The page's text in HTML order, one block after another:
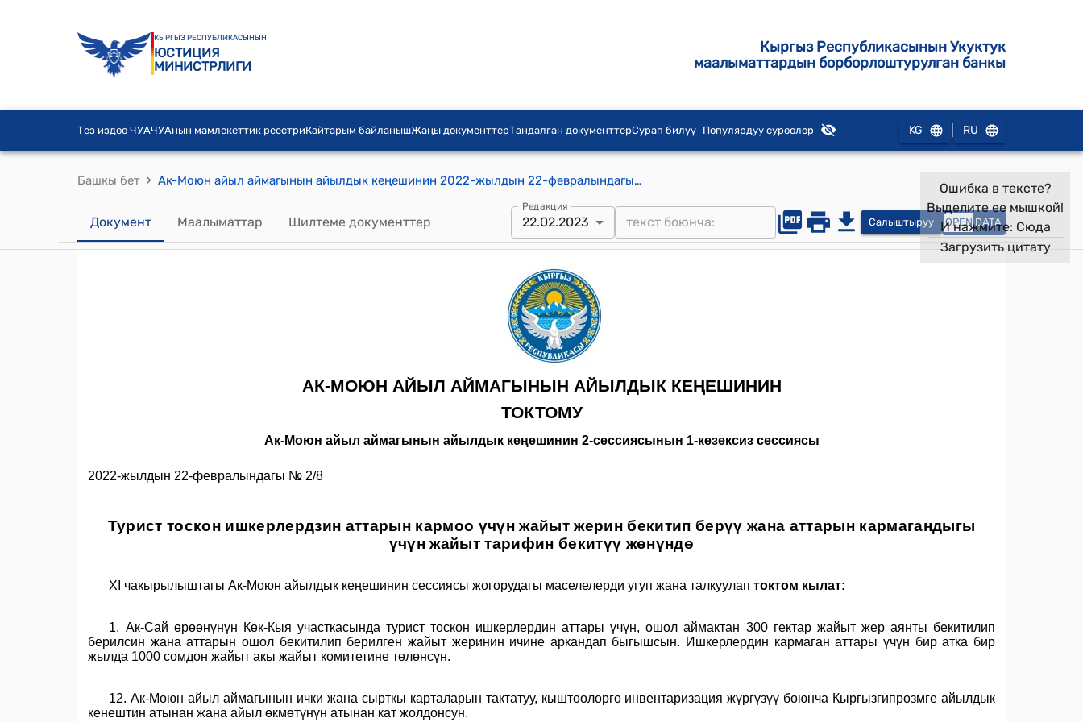
КЫРГЫЗ РЕСПУБЛИКАСЫНЫН
ЮСТИЦИЯ
МИНИСТРЛИГИ
Кыргыз Республикасынын Укуктук
маалыматтардын борборлоштурулган банкы
Тез издөө ЧУАЧУАнын мамлекеттик реестриКайтарым байланышЖаңы документтерТандалган документтерСурап билүү Популярдуу суроолор KG RU
Башкы бет › Ак-Моюн айыл аймагынын айылдык кеңешинин 2022-жылдын 22-февралындагы № 2/8 "Турист тоскон ишкерлердзин аттарын кармоо үчүн жайыт жерин бекитип берүү жана аттарын кармагандыгы үчүн жайыт тарифин бекитүү жөнүндө" токтому
Документ Маалыматтар Шилтеме документтер
Редакция
22.02.2023 Салыштыруу OPEN DATA
Ошибка в тексте?
Выделите ее мышкой!
И нажмите: Сюда
Загрузить цитату